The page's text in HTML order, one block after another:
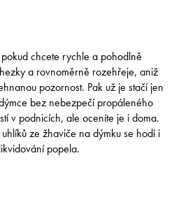
chcete rychle a pohodlně
a rovnoměrně rozehřeje, aniž
pozornost. Pak už je stačí jen
bez nebezpečí propáleného
v podnicích, ale oceníte je i doma.
ze žhaviče na dýmku se hodí i
popela.